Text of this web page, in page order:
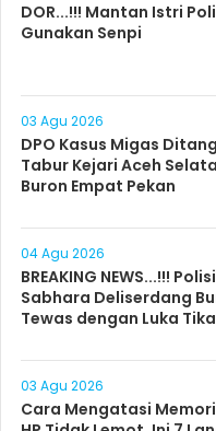
DOR...!!! Mantan Istri
Gunakan Senpi
03 Agu 2026
DPO Kasus Migas
Tabur Kejari Aceh
Buron Empat Pekan
04 Agu 2026
BREAKING NEWS...!!!
Sabhara Deliserdang
Tewas dengan Luka
03 Agu 2026
Cara Mengatasi